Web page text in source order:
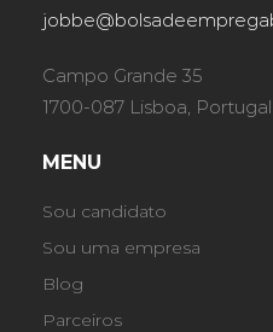
Campo Grande 35
1700-087 Lisboa, Portugal
MENU
Sou candidato
Sou uma empresa
Blog
Parceiros